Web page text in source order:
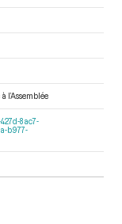
l’Assemblée
8ac7-
b977-